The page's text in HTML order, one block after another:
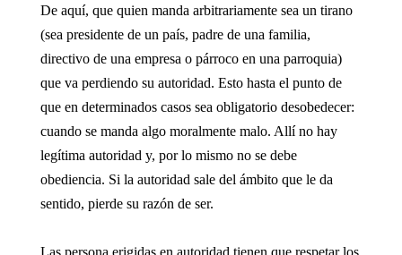
De aquí, que quien manda arbitrariamente sea un tirano
(sea presidente de un país, padre de una familia,
directivo de una empresa o párroco en una parroquia)
que va perdiendo su autoridad. Esto hasta el punto de
que en determinados casos sea obligatorio desobedecer:
cuando se manda algo moralmente malo. Allí no hay
legítima autoridad y, por lo mismo no se debe
obediencia. Si la autoridad sale del ámbito que le da
sentido, pierde su razón de ser.
Las persona erigidas en autoridad tienen que respetar los